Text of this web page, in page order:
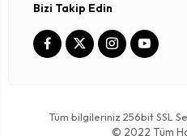
Bizi Takip Edin
Tüm bilgileriniz 256bit SSL
© 2022 Tüm